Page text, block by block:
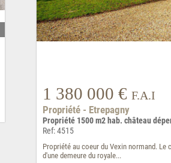
1 380 000 € F.A.I
Propriété - Etrepagny
Propriété 1500 m2 hab. château
Ref: 4515
Propriété au coeur du Vexin normand. Le
d'une demeure du royale...